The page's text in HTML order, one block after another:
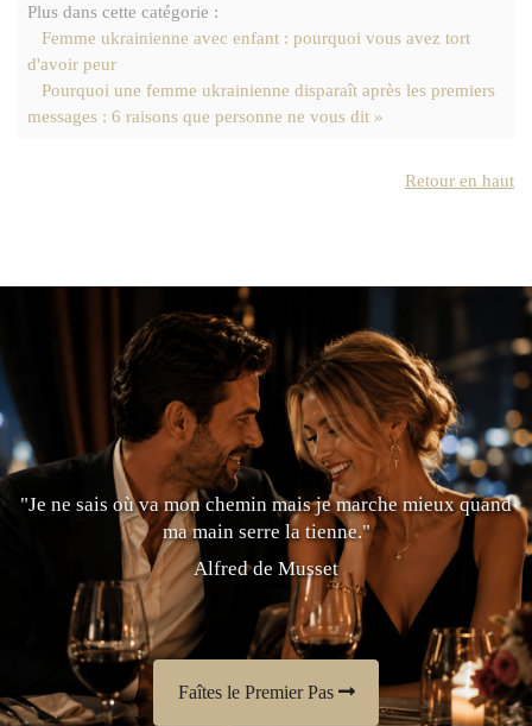
Plus dans cette catégorie :
Femme ukrainienne avec enfant : pourquoi vous avez tort
d'avoir peur
Pourquoi une femme ukrainienne disparaît après les premiers
messages : 6 raisons que personne ne vous dit »
Retour en haut
"Je ne sais où va mon chemin mais je marche mieux quand
ma main serre la tienne."
Alfred de Musset
Faîtes le Premier Pas